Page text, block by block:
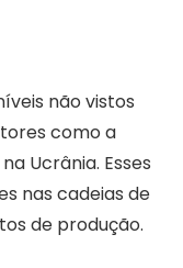
não vistos
como a
Ucrânia. Esses
nas cadeias de
de produção.